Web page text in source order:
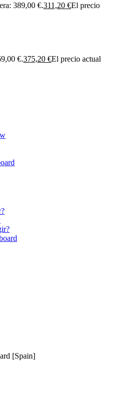
389,00 €.311,20 €El precio
€.375,20 €El precio actual
[Spain]